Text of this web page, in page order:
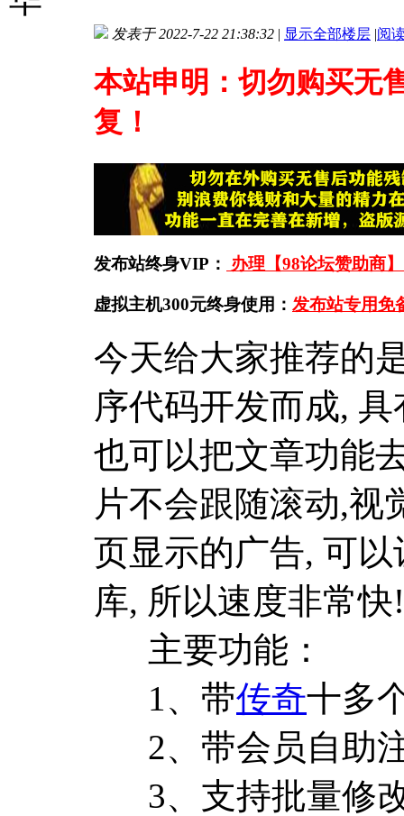
发表于 2022-7-22 21:38:32 | 显示全部楼层 |阅
本站申明：切勿购买无
复！
发布站终身VIP： 办理【98论坛赞助商
虚拟主机300元终身使用： 发布站专用免
今天给大家推荐的
序代码开发而成,
也可以把文章功能
片不会跟随滚动,视
页显示的广告, 可
库, 所以速度非常快!
主要功能：
1、带传奇十多
2、带会员自助注
3、支持批量修